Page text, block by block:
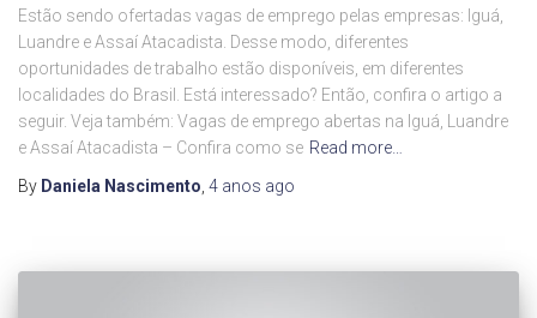
Estão sendo ofertadas vagas de emprego pelas empresas: Iguá,
Luandre e Assaí Atacadista. Desse modo, diferentes
oportunidades de trabalho estão disponíveis, em diferentes
localidades do Brasil. Está interessado? Então, confira o artigo a
seguir. Veja também: Vagas de emprego abertas na Iguá, Luandre
e Assaí Atacadista – Confira como se Read more…
By Daniela Nascimento 4 anos ago